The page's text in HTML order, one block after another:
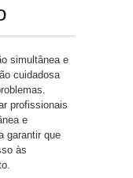
simultânea e
cuidadosa
profissionais
e
garantir que
às